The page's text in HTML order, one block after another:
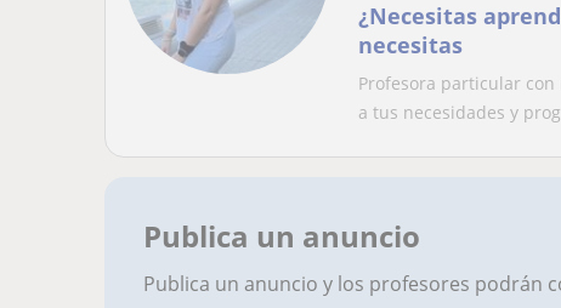
¿Necesitas
necesitas
Profesora particular
a tus necesidades y
Publica un anuncio
Publica un anuncio y los profesores podrán